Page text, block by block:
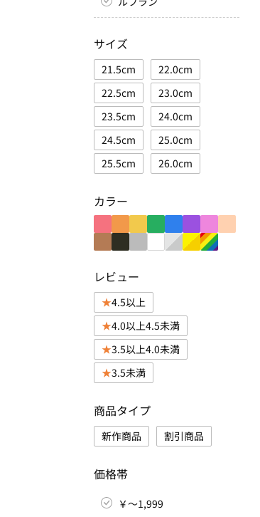
サイズ
21.5cm
22.0cm
22.5cm
23.0cm
23.5cm
24.0cm
24.5cm
25.0cm
25.5cm
26.0cm
カラー
レビュー
4.5以上
4.0以上4.5未満
3.5以上4.0未満
3.5未満
商品タイプ
新作商品 割引商品
価格帯
￥～1,999